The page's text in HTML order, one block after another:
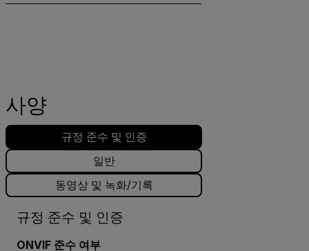
사양
규정 준수 및 인증
일반
동영상 및 녹화/기록
규정 준수 및 인증
ONVIF 준수 여부